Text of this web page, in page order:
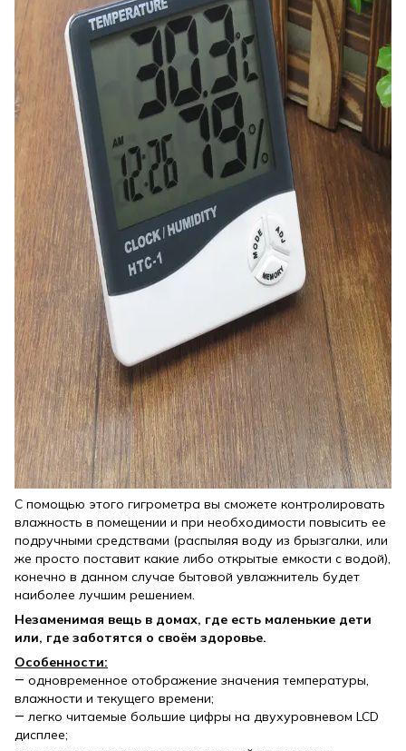
С помощью этого гигрометра вы сможете контролировать
влажность в помещении и при необходимости повысить ее
подручными средствами (распыляя воду из брызгалки, или
же просто поставит какие либо открытые емкости с водой),
конечно в данном случае бытовой увлажнитель будет
наиболее лучшим решением.
Незаменимая вещь в домах, где есть маленькие дети
или, где заботятся о своём здоровье.
Особенности:
― одновременное отображение значения температуры,
влажности и текущего времени;
― легко читаемые большие цифры на двухуровневом LCD
дисплее;